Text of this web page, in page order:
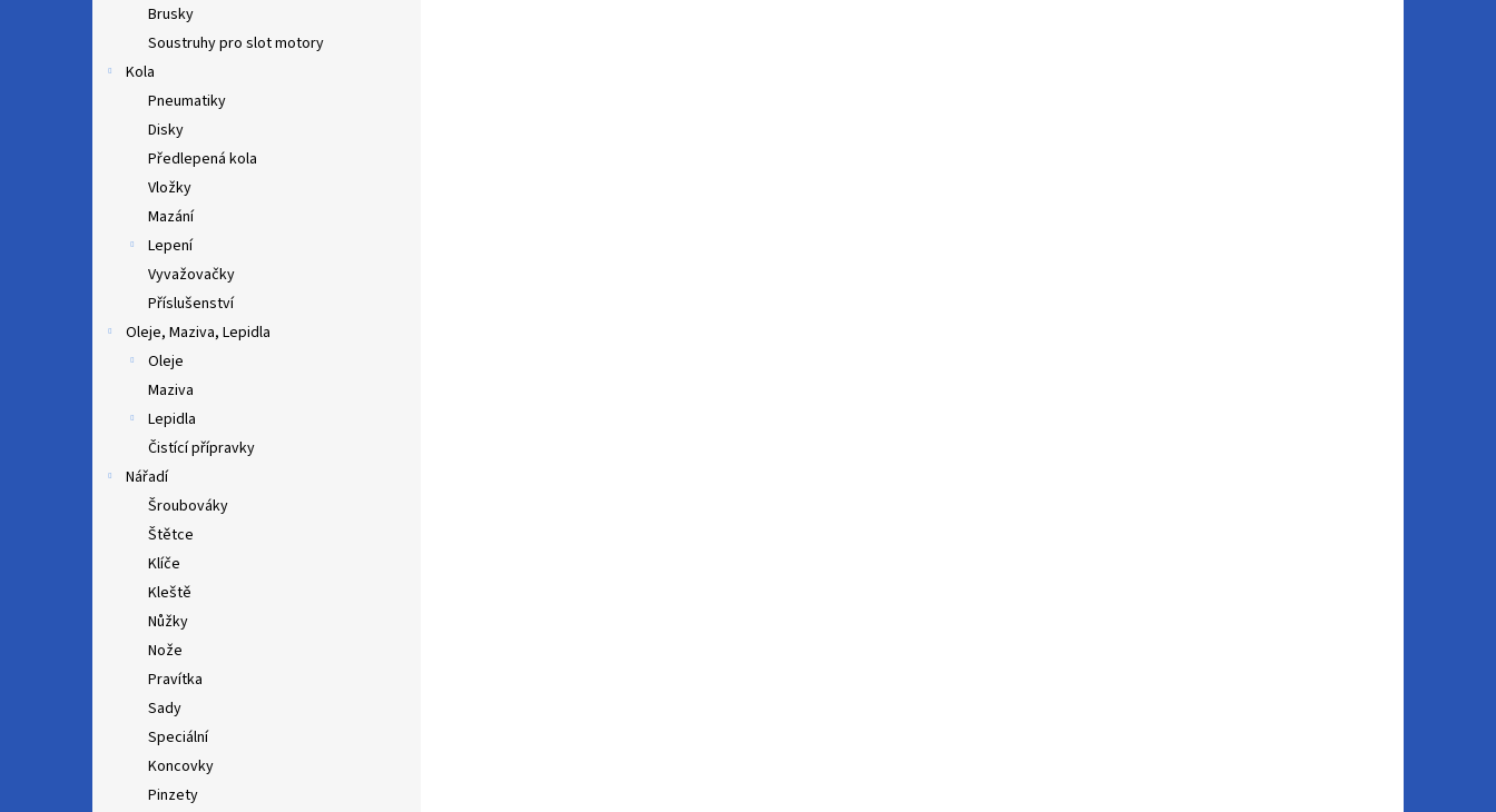
Brusky
Soustruhy pro slot motory
Kola
Pneumatiky
Disky
Předlepená kola
Vložky
Mazání
Lepení
Vyvažovačky
Příslušenství
Oleje, Maziva, Lepidla
Oleje
Maziva
Lepidla
Čistící přípravky
Nářadí
Šroubováky
Štětce
Klíče
Kleště
Nůžky
Nože
Pravítka
Sady
Speciální
Koncovky
Pinzety